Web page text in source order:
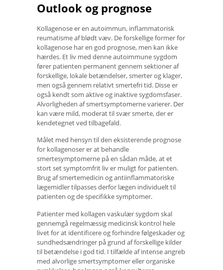
Outlook og prognose
Kollagenose er en autoimmun, inflammatorisk
reumatisme af blødt væv. De forskellige former for
kollagenose har en god prognose, men kan ikke
hærdes. Et liv med denne autoimmune sygdom
fører patienten permanent gennem sektioner af
forskellige, lokale betændelser, smerter og klager,
men også gennem relativt smertefri tid. Disse er
også kendt som aktive og inaktive sygdomsfaser.
Alvorligheden af ​​smertsymptomerne varierer. Der
kan være mild, moderat til svær smerte, der er
kendetegnet ved tilbagefald.
Målet med hensyn til den eksisterende prognose
for kollagenoser er at behandle
smertesymptomerne på en sådan måde, at et
stort set symptomfrit liv er muligt for patienten.
Brug af smertemedicin og antiinflammatoriske
lægemidler tilpasses derfor lægen individuelt til
patienten og de specifikke symptomer.
Patienter med kollagen vaskulær sygdom skal
gennemgå regelmæssig medicinsk kontrol hele
livet for at identificere og forhindre følgeskader og
sundhedsændringer på grund af forskellige kilder
til betændelse i god tid. I tilfælde af intense angreb
med alvorlige smertsymptomer eller organiske